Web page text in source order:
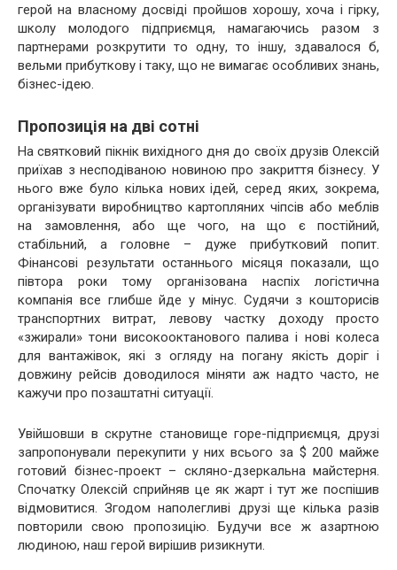
герой на власному досвіді пройшов хорошу, хоча і гірку,
школу молодого підприємця, намагаючись разом з
партнерами розкрутити то одну, то іншу, здавалося б,
вельми прибуткову і таку, що не вимагає особливих знань,
бізнес-ідею.
Пропозиція на дві сотні
На святковий пікнік вихідного дня до своїх друзів Олексій
приїхав з несподіваною новиною про закриття бізнесу. У
нього вже було кілька нових ідей, серед яких, зокрема,
організувати виробництво картопляних чіпсів або меблів
на замовлення, або ще чого, на що є постійний,
стабільний, а головне – дуже прибутковий попит.
Фінансові результати останнього місяця показали, що
півтора роки тому організована наспіх логістична
компанія все глибше йде у мінус. Судячи з кошторисів
транспортних витрат, левову частку доходу просто
«зжирали» тони високооктанового палива і нові колеса
для вантажівок, які з огляду на погану якість доріг і
довжину рейсів доводилося міняти аж надто часто, не
кажучи про позаштатні ситуації.
Увійшовши в скрутне становище горе-підприємця, друзі
запропонували перекупити у них всього за $ 200 майже
готовий бізнес-проект – скляно-дзеркальна майстерня.
Спочатку Олексій сприйняв це як жарт і тут же поспішив
відмовитися. Згодом наполегливі друзі ще кілька разів
повторили свою пропозицію. Будучи все ж азартною
людиною, наш герой вирішив ризикнути.